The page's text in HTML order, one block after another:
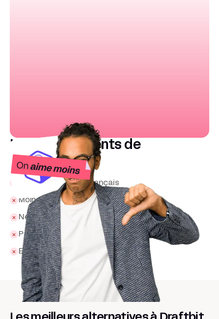
Les inconvénients de
Draftbit
Pas d’interface en français
Moins guidé que FlutterFlow
Nécessite connaissances API
Pas de backend intégré
Export limité en version gratuite